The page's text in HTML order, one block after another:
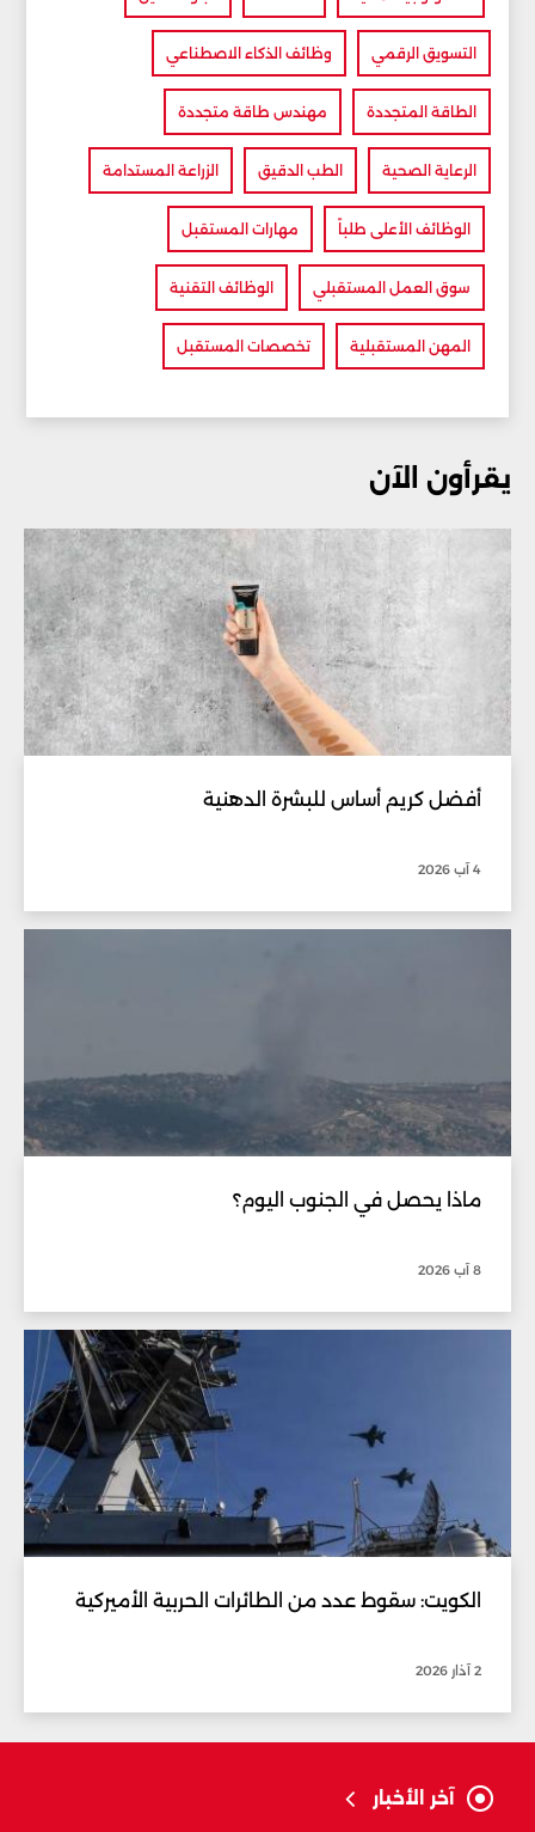
التسويق الرقمي وظائف الذكاء الاصطناعي
الطاقة المتجددة مهندس طاقة متجددة
الرعاية الصحية الطب الدقيق الزراعة المستدامة
الوظائف الأعلى طلباً مهارات المستقبل
سوق العمل المستقبلي الوظائف التقنية
المهن المستقبلية تخصصات المستقبل
يقرأون الآن
أفضل كريم أساس للبشرة الدهنية
4 آب 2026
ماذا يحصل في الجنوب اليوم؟
8 آب 2026
الكويت: سقوط عدد من الطائرات الحربية الأميركية
2 آذار 2026
آخر الأخبار